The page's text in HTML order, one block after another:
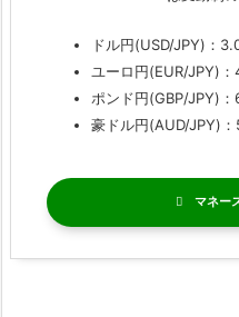
ドル円(USD/JPY)：
ユーロ円(EUR/JPY)
ポンド円(GBP/JPY)：
豪ドル円(AUD/JPY)
マネー